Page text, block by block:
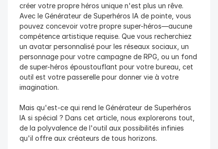
créer votre propre héros unique n'est plus un rêve.
Avec le Générateur de Superhéros IA de pointe, vous
pouvez concevoir votre propre super-héros—aucune
compétence artistique requise. Que vous recherchiez
un avatar personnalisé pour les réseaux sociaux, un
personnage pour votre campagne de RPG, ou un fond
de super-héros époustouflant pour votre bureau, cet
outil est votre passerelle pour donner vie à votre
imagination.
Mais qu'est-ce qui rend le Générateur de Superhéros
IA si spécial ? Dans cet article, nous explorerons tout,
de la polyvalence de l'outil aux possibilités infinies
qu'il offre aux créateurs de tous horizons.